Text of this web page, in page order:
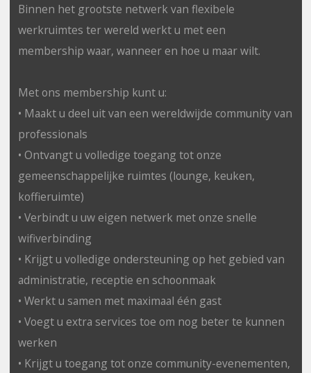
Binnen het grootste netwerk van flexibele
werkruimtes ter wereld werkt u met een
membership waar, wanneer en hoe u maar wilt.
Met ons membership kunt u:
• Maakt u deel uit van een wereldwijde community van
professionals
• Ontvangt u volledige toegang tot onze
gemeenschappelijke ruimtes (lounge, keuken,
koffieruimte)
• Verbindt u uw eigen netwerk met onze snelle
wifiverbinding
• Krijgt u volledige ondersteuning op het gebied van
administratie, receptie en schoonmaak
• Werkt u samen met maximaal één gast
• Voegt u extra services toe om nog beter te kunnen
werken
• Krijgt u toegang tot onze community-evenementen,